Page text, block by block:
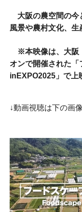
大阪の農空間の今
風景や農村文化、生
※本映像は、大阪
オンで開催された
inEXPO2025」で上
↓動画視聴は下の画